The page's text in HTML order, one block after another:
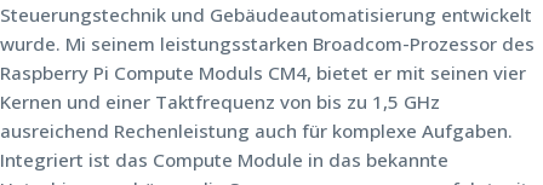
Steuerungstechnik und Gebäudeautomatisierung entwickelt
wurde. Mi seinem leistungsstarken Broadcom-Prozessor des
Raspberry Pi Compute Moduls CM4, bietet er mit seinen vier
Kernen und einer Taktfrequenz von bis zu 1,5 GHz
ausreichend Rechenleistung auch für komplexe Aufgaben.
Integriert ist das Compute Module in das bekannte